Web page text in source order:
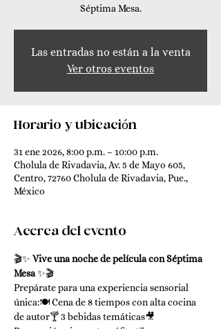
Séptima Mesa.
Las entradas no están a la venta
Ver otros eventos
Horario y ubicación
31 ene 2026, 8:00 p.m. – 10:00 p.m.
Cholula de Rivadavia, Av. 5 de Mayo 605,
Centro, 72760 Cholula de Rivadavia, Pue.,
México
Acerca del evento
🎬✨ Vive una noche de película con Séptima
Mesa ✨🎬
Prepárate para una experiencia sensorial
única:🍽️ Cena de 8 tiempos con alta cocina
de autor🍸 3 bebidas temáticas🎥